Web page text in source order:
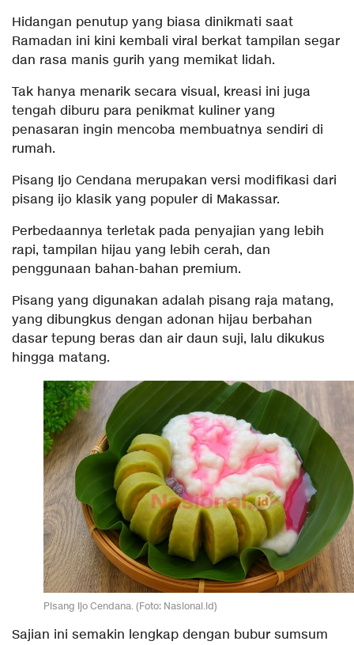
Hidangan penutup yang biasa dinikmati saat
Ramadan ini kini kembali viral berkat tampilan segar
dan rasa manis gurih yang memikat lidah.
Tak hanya menarik secara visual, kreasi ini juga
tengah diburu para penikmat kuliner yang
penasaran ingin mencoba membuatnya sendiri di
rumah.
Pisang Ijo Cendana merupakan versi modifikasi dari
pisang ijo klasik yang populer di Makassar.
Perbedaannya terletak pada penyajian yang lebih
rapi, tampilan hijau yang lebih cerah, dan
penggunaan bahan-bahan premium.
Pisang yang digunakan adalah pisang raja matang,
yang dibungkus dengan adonan hijau berbahan
dasar tepung beras dan air daun suji, lalu dikukus
hingga matang.
Pisang Ijo Cendana. (Foto: Nasional.id)
Sajian ini semakin lengkap dengan bubur sumsum